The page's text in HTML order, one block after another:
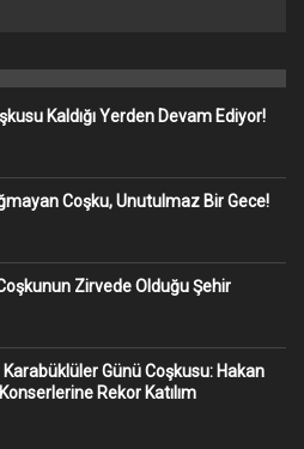
Kaldığı Yerden Devam Ediyor!
Coşku, Unutulmaz Bir Gece!
Zirvede Olduğu Şehir
Karabüklüler Günü Coşkusu: Hakan
Rekor Katılım